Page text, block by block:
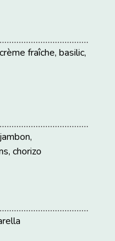
fraîche, basilic,
chorizo